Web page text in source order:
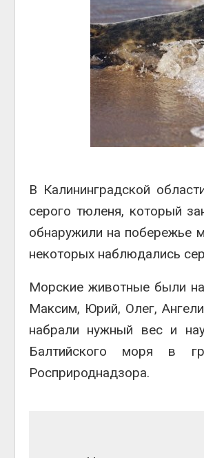
В Калининградской
серого тюленя, который
обнаружили на побережье
некоторых наблюдались
Морские животные были
Максим, Юрий, Олег,
набрали нужный вес и
Балтийского моря в
Росприроднадзора.